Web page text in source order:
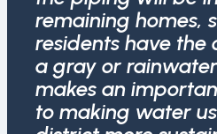
remaining homes,
residents have the
a gray or
makes an
to making water